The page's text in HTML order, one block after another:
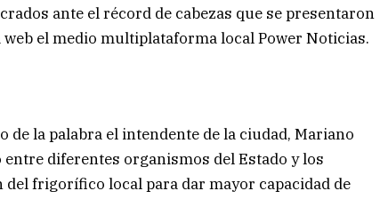
ante el récord de cabezas que se presentaron
el medio multiplataforma local Power Noticias.
de la palabra el intendente de la ciudad, Mariano
diferentes organismos del Estado y los
frigorífico local para dar mayor capacidad de